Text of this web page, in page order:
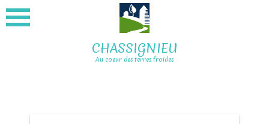
CHASSIGNIEU
Au coeur des terres froides